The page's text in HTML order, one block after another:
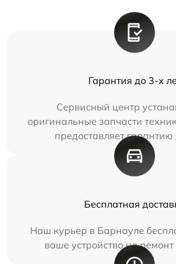
Гарантия до 3-х
Сервисный центр
оригинальные запчасти
предоставляет гарантию
Бесплатная
Наш курьер в Барнауле
ваше устройство на